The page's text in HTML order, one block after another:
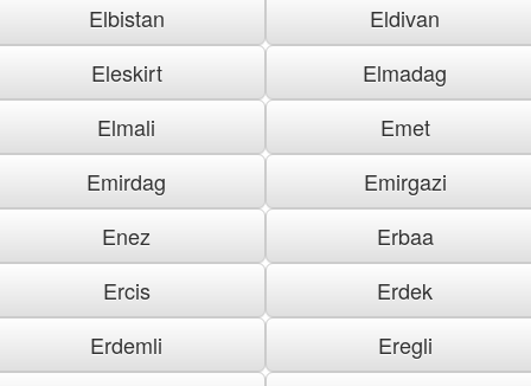
Elbistan
Eldivan
Eleskirt
Elmadag
Elmali
Emet
Emirdag
Emirgazi
Enez
Erbaa
Ercis
Erdek
Erdemli
Eregli